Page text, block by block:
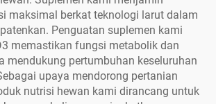
maksimal berkat teknologi larut dalam
Penguatan suplemen kami
memastikan fungsi metabolik dan
mendukung pertumbuhan keseluruhan
upaya mendorong pertanian
nutrisi hewan kami dirancang untuk